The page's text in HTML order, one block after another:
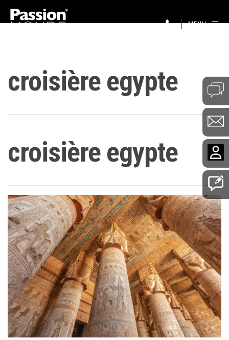
MENU
croisière egypte
croisière egypte